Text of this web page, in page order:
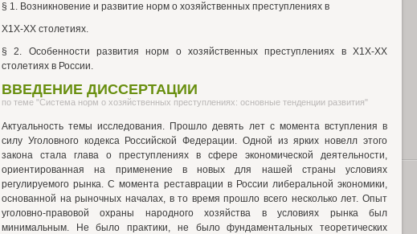
§ 1. Возникновение и развитие норм о хозяйственных преступлениях в
Х1Х-ХХ столетиях.
§ 2. Особенности развития норм о хозяйственных преступлениях в Х1Х-ХХ
столетиях в России.
ВВЕДЕНИЕ ДИССЕРТАЦИИ
по теме "Система норм о хозяйственных преступлениях: основные тенденции развития"
Актуальность темы исследования. Прошло девять лет с момента вступления в
силу Уголовного кодекса Российской Федерации. Одной из ярких новелл этого
закона стала глава о преступлениях в сфере экономической деятельности,
ориентированная на применение в новых для нашей страны условиях
регулируемого рынка. С момента реставрации в России либеральной экономики,
основанной на рыночных началах, в то время прошло всего несколько лет. Опыт
уголовно-правовой охраны народного хозяйства в условиях рынка был
минимальным. Не было практики, не было фундаментальных теоретических